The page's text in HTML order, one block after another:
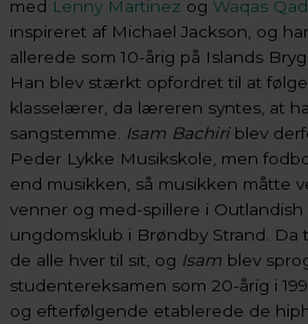
med Lenny Martinez og Waqas
inspireret af Michael Jackson, og
allerede som 10-årig på Islands
Han blev stærkt opfordret til at
klasselærer, da læreren syntes, at
sangstemme.
Isam Bachiriblev
Peder Lykke Musikskole, men
end musikken, så musikken måtte
venner og med-spillere i Outlandish
ungdomsklub i Brøndby Strand. Da
de alle hver til sit, og Isam blev
studentereksamen som 20-årig i
og efterfølgende etablerede de